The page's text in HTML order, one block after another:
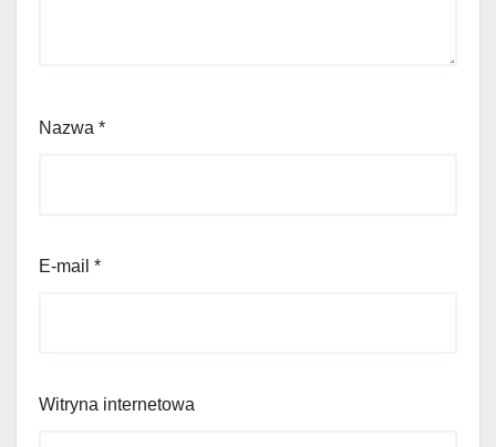
Nazwa *
E-mail *
Witryna internetowa